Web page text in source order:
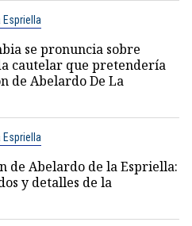
se pronuncia sobre
cautelar que pretendería
de Abelardo De La
de Abelardo de la Espriella:
y detalles de la